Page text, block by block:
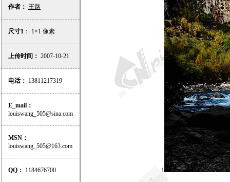
作者： 王路
尺寸1 ： 1×1 像素
上传时间： 2007-10-21
电话： 13811217319
E_mail：
louiswang_505@sina.com
MSN：
louiswang_505@163.com
QQ： 1184676700 1